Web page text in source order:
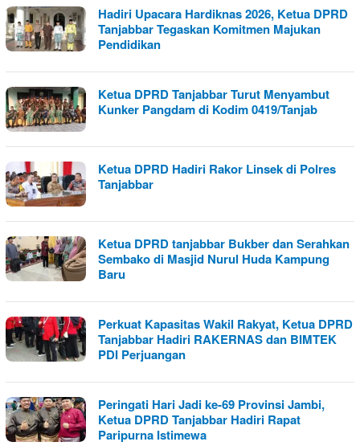
Hadiri Upacara Hardiknas 2026, Ketua DPRD
Tanjabbar Tegaskan Komitmen Majukan
Pendidikan
Ketua DPRD Tanjabbar Turut Menyambut
Kunker Pangdam di Kodim 0419/Tanjab
Ketua DPRD Hadiri Rakor Linsek di Polres
Tanjabbar
Ketua DPRD tanjabbar Bukber dan Serahkan
Sembako di Masjid Nurul Huda Kampung
Baru
Perkuat Kapasitas Wakil Rakyat, Ketua DPRD
Tanjabbar Hadiri RAKERNAS dan BIMTEK
PDI Perjuangan
Peringati Hari Jadi ke-69 Provinsi Jambi,
Ketua DPRD Tanjabbar Hadiri Rapat
Paripurna Istimewa